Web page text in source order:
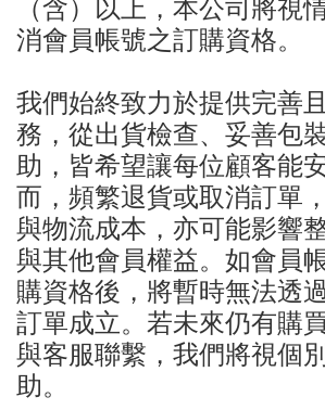
（含）以上，本公司將視
消會員帳號之訂購資格。
我們始終致力於提供完善
務，從出貨檢查、妥善包
助，皆希望讓每位顧客能
而，頻繁退貨或取消訂單
與物流成本，亦可能影響
與其他會員權益。如會員
購資格後，將暫時無法透
訂單成立。若未來仍有購
與客服聯繫，我們將視個
助。